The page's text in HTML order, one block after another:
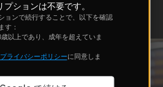
プションは不要です。
ョンで続行することで、以下を確認
す：
以上であり、成年を超えていま
プライバシーポリシーに同意しま